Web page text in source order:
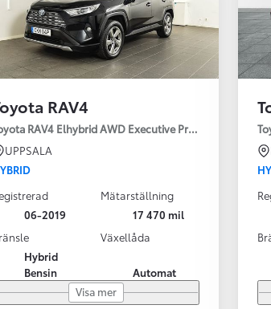
RAV4
RAV4 Elhybrid AWD Executive Premium Drag
UPPSALA
06-2019
Mätarställning
17 470 mil
Hybrid
Bensin
Växellåda
Automat
Visa mer